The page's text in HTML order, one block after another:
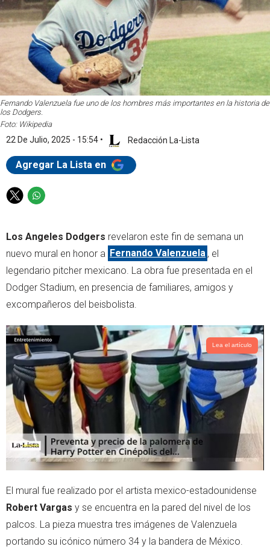
Fernando Valenzuela fue uno de los hombres más importantes en la historia de
los Dodgers.
Foto: Wikipedia
22 De Julio, 2025 - 15:54 • Redacción La-Lista
Agregar La Lista en
T
t
t
r
W
t
s
p
p
Los Angeles Dodgers revelaron este fin de semana un
nuevo mural en honor a Fernando Valenzuela , el
legendario pitcher mexicano. La obra fue presentada en el
Dodger Stadium, en presencia de familiares, amigos y
excompañeros del beisbolista.
Lea el artículo
El mural fue realizado por el artista mexico-estadounidense
Robert Vargas y se encuentra en la pared del nivel de los
palcos. La pieza muestra tres imágenes de Valenzuela
portando su icónico número 34 y la bandera de México.